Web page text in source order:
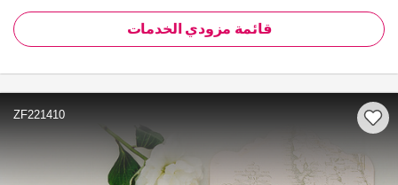
قائمة مزودي الخدمات
ZF221410